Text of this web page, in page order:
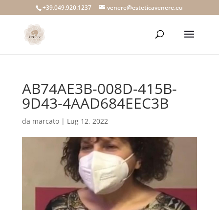
+39.049.920.1237 venere@esteticavenere.eu
AB74AE3B-008D-415B-
9D43-4AAD684EEC3B
da marcato| Lug 12, 2022